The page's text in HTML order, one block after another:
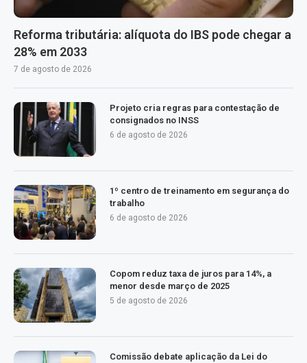
Reforma tributária: alíquota do IBS pode chegar a
28% em 2033
7 de agosto de 2026
Projeto cria regras para contestação de
consignados no INSS
6 de agosto de 2026
1º centro de treinamento em segurança do
trabalho
6 de agosto de 2026
Copom reduz taxa de juros para 14%, a
menor desde março de 2025
5 de agosto de 2026
Comissão debate aplicação da Lei do